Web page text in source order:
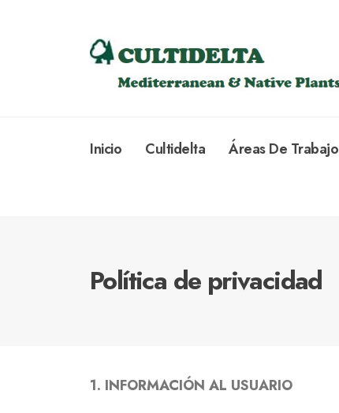
Inicio Cultidelta Áreas De Trabajo
Política de privacidad
1. INFORMACIÓN AL USUARIO